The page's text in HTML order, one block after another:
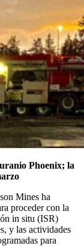
Phoenix; la
Mines ha
proceder con la
in situ (ISR)
y las actividades
para